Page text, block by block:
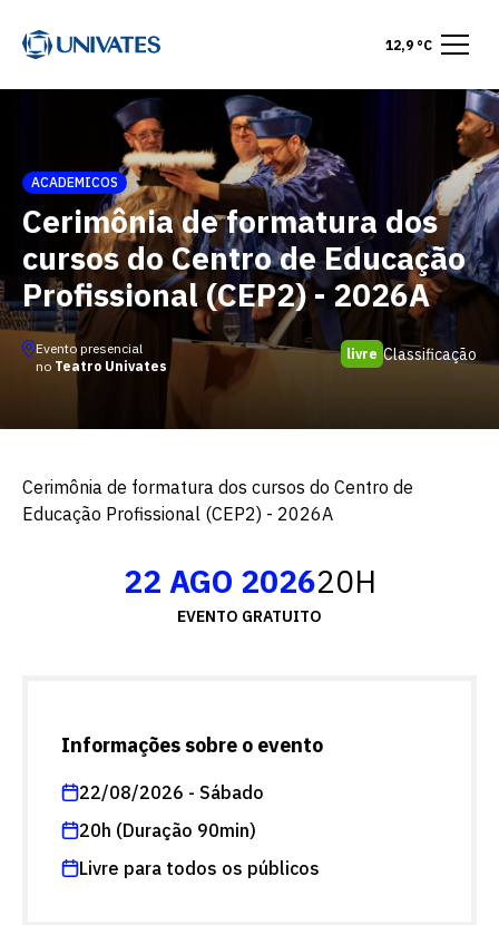
12,9 °C
ACADEMICOS
Cerimônia de formatura dos
cursos do Centro de Educação
Profissional (CEP2) - 2026A
Evento presencial
no Teatro Univates
livre Classificação
Cerimônia de formatura dos cursos do Centro de
Educação Profissional (CEP2) - 2026A
22 AGO 202620H
EVENTO GRATUITO
Informações sobre o evento
22/08/2026 - Sábado
20h (Duração 90min)
Livre para todos os públicos